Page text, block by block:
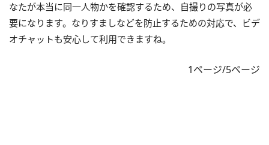
なたが本当に同一人物かを確認するため、自撮りの写真が必
要になります。なりすましなどを防止するための対応で、ビデ
オチャットも安心して利用できますね。
1ページ/5ページ